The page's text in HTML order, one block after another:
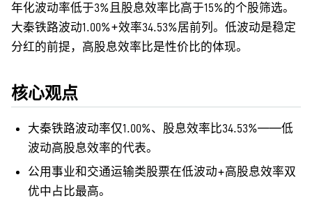
年化波动率低于3%且股息效率比高于15%的个股筛选。
大秦铁路波动1.00%+效率34.53%居前列。低波动是稳定
分红的前提，高股息效率比是性价比的体现。
核心观点
大秦铁路波动率仅1.00%、股息效率比34.53%——低
波动高股息效率的代表。
公用事业和交通运输类股票在低波动+高股息效率双
优中占比最高。